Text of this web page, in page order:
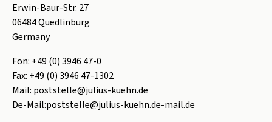
Erwin-Baur-Str. 27
06484Quedlinburg
Germany
Fon: +49 (0) 3946 47-0
Fax: +49 (0) 3946 47-1302
Mail: poststelle@julius-kuehn.de
De-Mail:poststelle@julius-kuehn.de-mail.de